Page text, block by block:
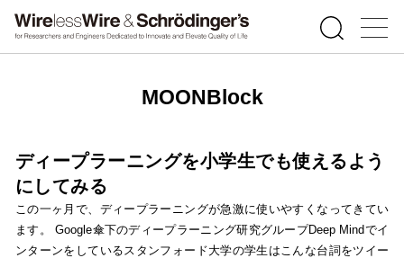
MOONBlock
ディープラーニングを小学生でも使えるよう
にしてみる
この一ヶ月で、ディープラーニングが急激に使いやすくなってきてい
ます。 Google傘下のディープラーニング研究グループDeep Mindでイ
ンターンをしているスタンフォード大学の学生はこんな台詞をツイー